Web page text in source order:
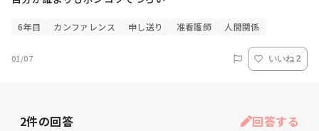
6年目 カンファレンス 申し送り 准看護師 人間関係
01/07 いいね 2
2件の回答 回答する